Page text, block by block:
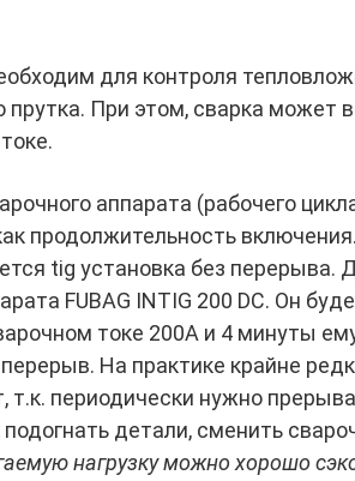
для контроля
прутка. При этом, сварка может
аппарата (рабочего
продолжительность
tig установка без перерыва.
FUBAG INTIG 200 DC. Он
токе 200А и 4 минуты
На практике крайне
т.к. периодически нужно
подогнать детали, сменить
нагрузку можно хорошо